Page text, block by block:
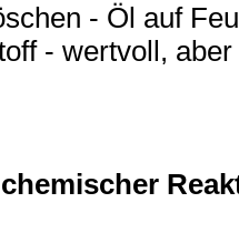
- Öl auf
- wertvoll,